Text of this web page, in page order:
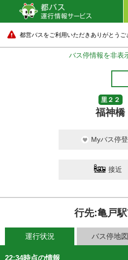
都営バスをご利用いただきありがとうご
バス停情報を非表
里２２
福神橋
Myバス停
接近
行先:亀戸
運行状況 バス停地図
22:34時点の情報